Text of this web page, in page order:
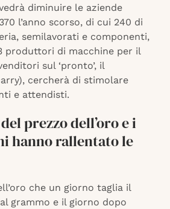
diminuire le aziende
l’anno scorso, di cui 240 di
semilavorati e componenti,
produttori di macchine per il
sul ‘pronto’, il
cercherà di stimolare
e attendisti.
prezzo dell’oro e i
hanno rallentato le
che un giorno taglia il
grammo e il giorno dopo